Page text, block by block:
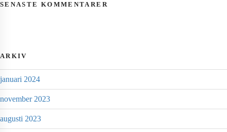
SENASTE KOMMENTARER
ARKIV
januari 2024
november 2023
augusti 2023